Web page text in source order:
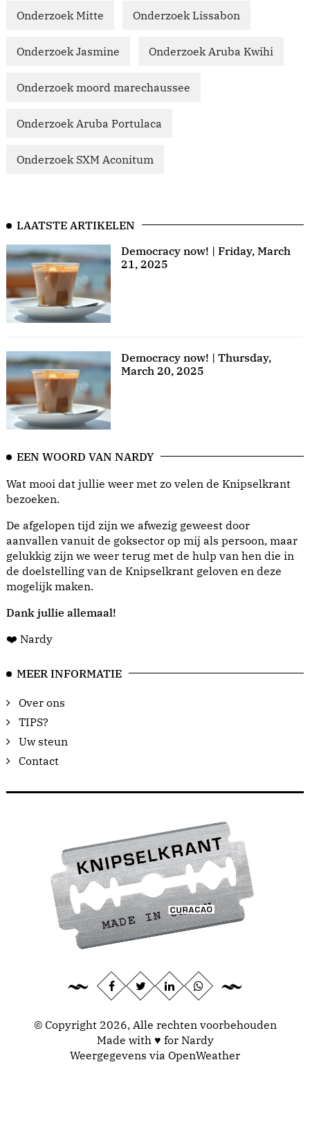
Onderzoek Mitte Onderzoek Lissabon
Onderzoek Jasmine Onderzoek Aruba Kwihi
Onderzoek moord marechaussee
Onderzoek Aruba Portulaca
Onderzoek SXM Aconitum
LAATSTE ARTIKELEN
Democracy now! | Friday, March
21, 2025
Democracy now! | Thursday,
March 20, 2025
EEN WOORD VAN NARDY
Wat mooi dat jullie weer met zo velen de Knipselkrant
bezoeken.
De afgelopen tijd zijn we afwezig geweest door
aanvallen vanuit de goksector op mij als persoon, maar
gelukkig zijn we weer terug met de hulp van hen die in
de doelstelling van de Knipselkrant geloven en deze
mogelijk maken.
Dank jullie allemaal!
❤️ Nardy
MEER INFORMATIE
Over ons
TIPS?
Uw steun
Contact
© Copyright 2026, Alle rechten voorbehouden
Made with ♥ for Nardy
Weergegevens via OpenWeather